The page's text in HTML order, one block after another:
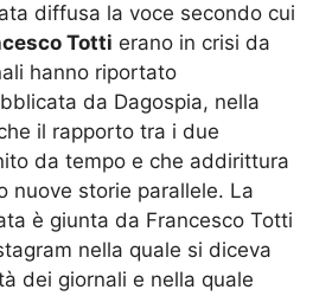
diffusa la voce secondo cui
Totti erano in crisi da
hanno riportato
da Dagospia, nella
il rapporto tra i due
da tempo e che addirittura
nuove storie parallele. La
è giunta da Francesco Totti
nella quale si diceva
dei giornali e nella quale